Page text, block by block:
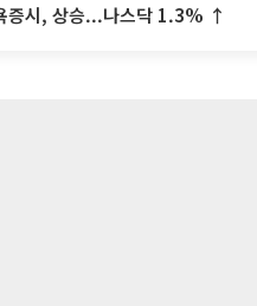
증시, 상승...나스닥 1.3% ↑